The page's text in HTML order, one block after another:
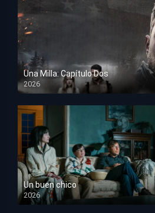
Una Milla: Capítulo Dos
2026
HD 1080p
Un buen chico
2026
HD 1080p